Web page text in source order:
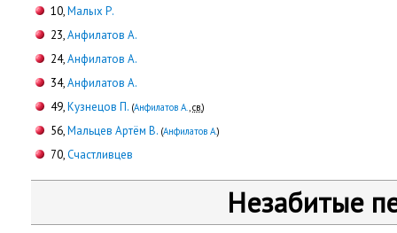
10,Малых Р.
23,Анфилатов А.
24,Анфилатов А.
34,Анфилатов А.
49,Кузнецов П. (Анфилатов А.,св.)
56,Мальцев Артём В. (Анфилатов А.)
70,Счастливцев
Незабитые